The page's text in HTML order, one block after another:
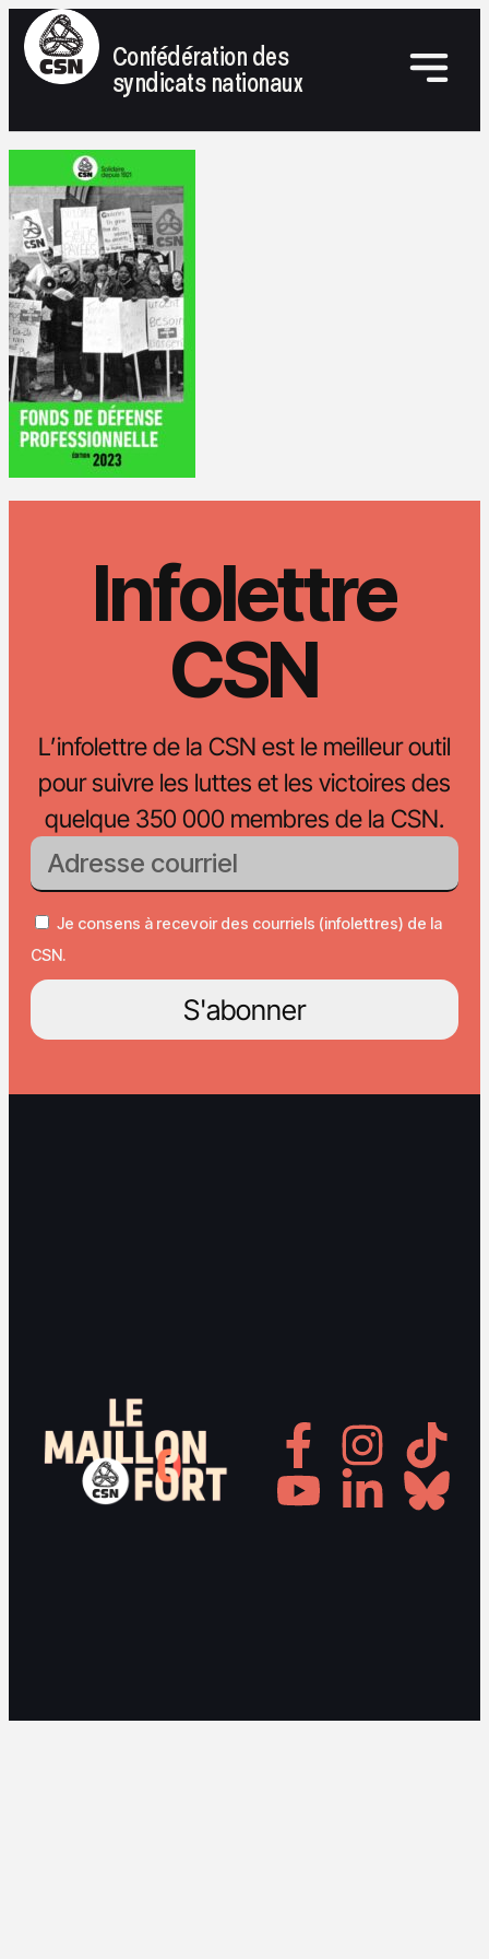
Confédération des
syndicats nationaux
Infolettre
CSN
L’infolettre de la CSN est le meilleur outil
pour suivre les luttes et les victoires des
quelque 350 000 membres de la CSN.
Je consens à recevoir des courriels (infolettres) de la
CSN.
S'abonner